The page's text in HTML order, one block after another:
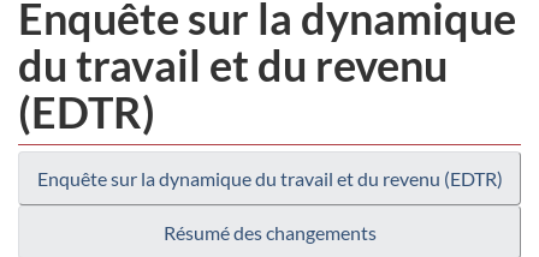
Enquête sur la dynamique
du travail et du revenu
(EDTR)
Enquête sur la dynamique du travail et du revenu (EDTR)
Résumé des changements